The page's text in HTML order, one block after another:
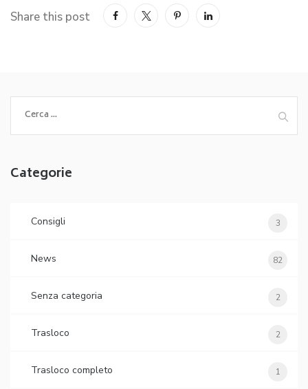
Share this post
per:
Categorie
Consigli 3
News 82
Senza categoria 2
Trasloco 2
Trasloco completo 1